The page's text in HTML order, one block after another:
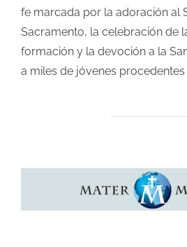
fe marcada por la adoración al
Sacramento, la celebración de
formación y la devoción a la
a miles de jóvenes